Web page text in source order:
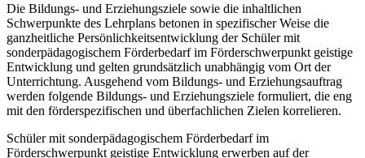
Die Bildungs- und Erziehungsziele sowie die inhaltlichen
Schwerpunkte des Lehrplans betonen in spezifischer Weise die
ganzheitliche Persönlichkeitsentwicklung der Schüler mit
sonderpädagogischem Förderbedarf im Förderschwerpunkt geistige
Entwicklung und gelten grundsätzlich unabhängig vom Ort der
Unterrichtung. Ausgehend vom Bildungs- und Erziehungsauftrag
werden folgende Bildungs- und Erziehungsziele formuliert, die eng
mit den förderspezifischen und überfachlichen Zielen korrelieren.
Schüler mit sonderpädagogischem Förderbedarf im
Förderschwerpunkt geistige Entwicklung erwerben auf der